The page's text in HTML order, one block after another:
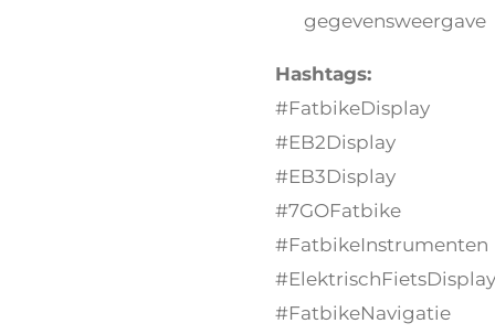
gegevensweergave
Hashtags:
#FatbikeDisplay
#EB2Display
#EB3Display
#7GOFatbike
#FatbikeInstrumenten
#ElektrischFietsDisplay
#FatbikeNavigatie